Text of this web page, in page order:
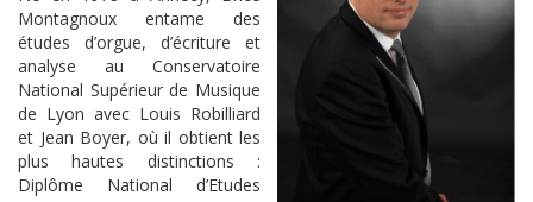
Montagnoux entame des
études d’orgue, d’écriture et
analyse au Conservatoire
National Supérieur de Musique
de Lyon avec Louis Robilliard
et Jean Boyer, où il obtient les
plus hautes distinctions :
Diplôme National d’Etudes